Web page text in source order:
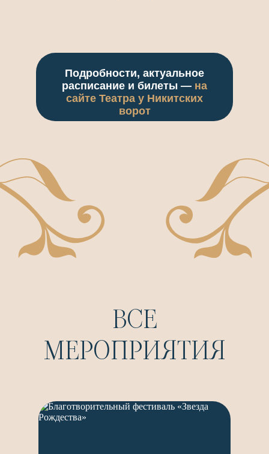
Подробности, актуальное
расписание и билеты — на
сайте Театра у Никитских
ворот
ВСЕ
МЕРОПРИЯТИЯ